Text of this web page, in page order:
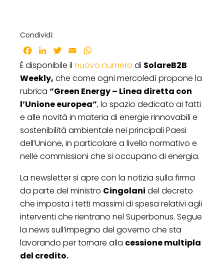
Condividi:
Facebook
LinkedInTwitter
Email
È disponibile il nuovo numero di SolareB2B
Weekly, che come ogni mercoledì propone la
rubrica “Green Energy – Linea diretta con
l’Unione europea”, lo spazio dedicato ai fatti
e alle novità in materia di energie rinnovabili e
sostenibilità ambientale nei principali Paesi
dell’Unione, in particolare a livello normativo e
nelle commissioni che si occupano di energia.
La newsletter si apre con la notizia sulla firma
da parte del ministro Cingolani del decreto
che imposta i tetti massimi di spesa relativi agli
interventi che rientrano nel Superbonus. Segue
la news sull’impegno del governo che sta
lavorando per tornare alla cessione multipla
del credito.